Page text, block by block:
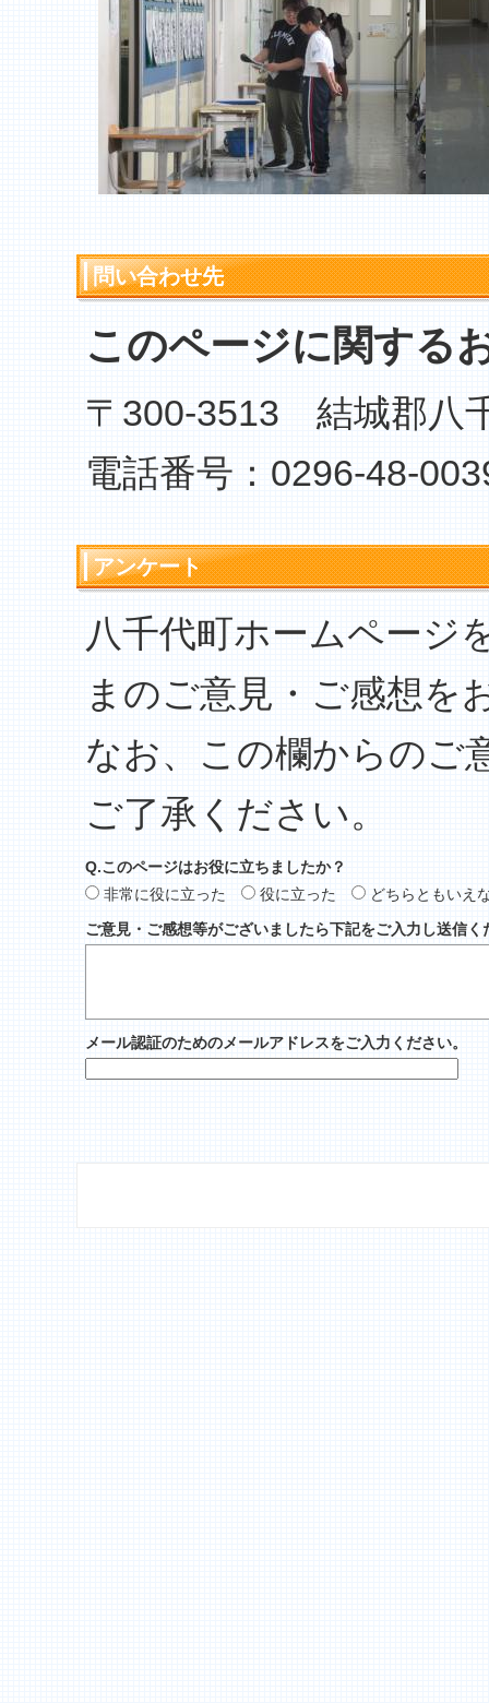
問い合わせ先
このページに関する
〒300-3513 結城郡八
電話番号：0296-48-
アンケート
八千代町ホームページ
まのご意見・ご感想を
なお、この欄からのご
ご了承ください。
Q.このページはお役に立ちましたか？
非常に役に立った
役に立った
どちらともいえ
ご意見・ご感想等がございましたら下記をご入力し送信く
メール認証のためのメールアドレスをご入力ください。